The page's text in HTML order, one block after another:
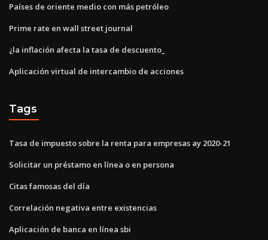
Países de oriente medio con más petróleo
Prime rate en wall street journal
¿la inflación afecta la tasa de descuento_
Aplicación virtual de intercambio de acciones
Tags
Tasa de impuesto sobre la renta para empresas ay 2020-21
Solicitar un préstamo en línea o en persona
Citas famosas del día
Correlación negativa entre existencias
Aplicación de banca en línea sbi